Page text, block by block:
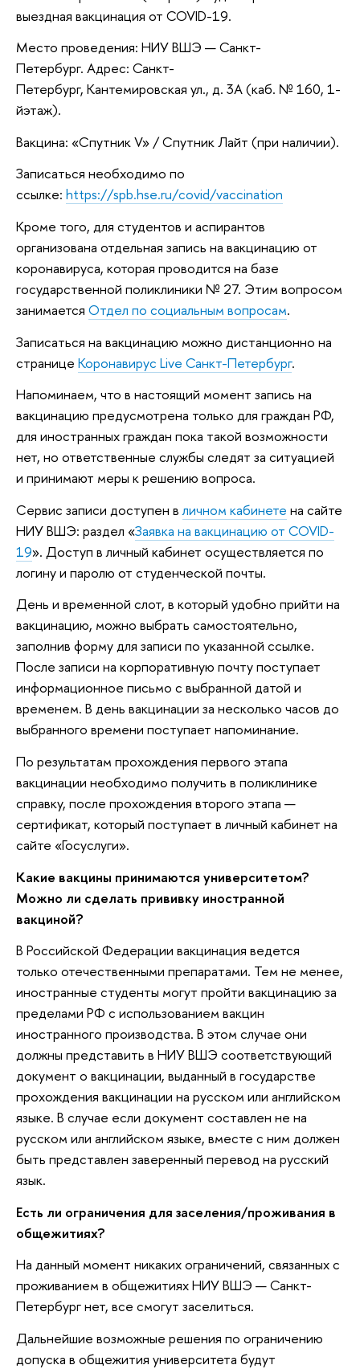
выездная вакцинация от COVID-19.
Место проведения: НИУ ВШЭ — Санкт-
Петербург. Адрес: Санкт-
Петербург, Кантемировская ул., д. 3А (каб. № 160, 1-
йэтаж).
Вакцина: «Спутник V» / Спутник Лайт (при наличии).
Записаться необходимо по
ссылке: https://spb.hse.ru/covid/vaccination
Кроме того, для студентов и аспирантов
организована отдельная запись на вакцинацию от
коронавируса, которая проводится на базе
государственной поликлиники № 27. Этим вопросом
занимается Отдел по социальным вопросам.
Записаться на вакцинацию можно дистанционно на
странице Коронавирус Live Санкт-Петербург.
Напоминаем, что в настоящий момент запись на
вакцинацию предусмотрена только для граждан РФ,
для иностранных граждан пока такой возможности
нет, но ответственные службы следят за ситуацией
и принимают меры к решению вопроса.
Сервис записи доступен вличном кабинете на сайте
НИУ ВШЭ: раздел «Заявка на вакцинацию от COVID-
19». Доступ в личный кабинет осуществляется по
логину и паролю от студенческой почты.
День и временной слот, в который удобно прийти на
вакцинацию, можно выбрать самостоятельно,
заполнив форму для записи по указанной ссылке.
После записи на корпоративную почту поступает
информационное письмо с выбранной датой и
временем. В день вакцинации за несколько часов до
выбранного времени поступает напоминание.
По результатам прохождения первого этапа
вакцинации необходимо получить в поликлинике
справку, после прохождения второго этапа —
сертификат, который поступает в личный кабинет на
сайте «Госуслуги».
Какие вакцины принимаются университетом?
Можно ли сделать прививку иностранной
вакциной?
В Российской Федерации вакцинация ведется
только отечественными препаратами. Тем не менее,
иностранные студенты могут пройти вакцинацию за
пределами РФ с использованием вакцин
иностранного производства. В этом случае они
должны представить в НИУ ВШЭ соответствующий
документ о вакцинации, выданный в государстве
прохождения вакцинации на русском или английском
языке. В случае если документ составлен не на
русском или английском языке, вместе с ним должен
быть представлен заверенный перевод на русский
язык.
Есть ли ограничения для заселения/проживания в
общежитиях?
На данный момент никаких ограничений, связанных с
проживанием в общежитиях НИУ ВШЭ — Санкт-
Петербург нет, все смогут заселиться.
Дальнейшие возможные решения по ограничению
допуска в общежития университета будут